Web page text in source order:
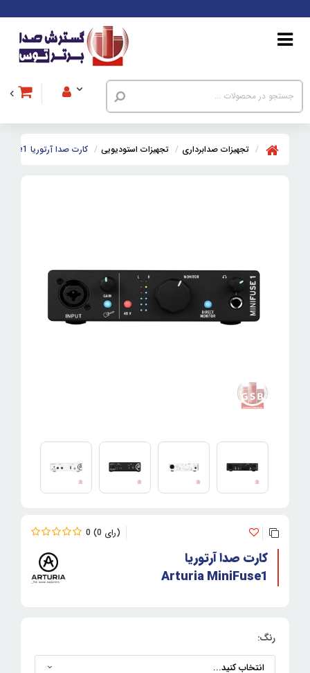
تجهیزات صدابرداری تجهیزات استودیویی کارت صدا آرتوریا Arturia MiniFuse1
0 0
کارت صدا آرتوریا
Arturia MiniFuse1
رنگ: